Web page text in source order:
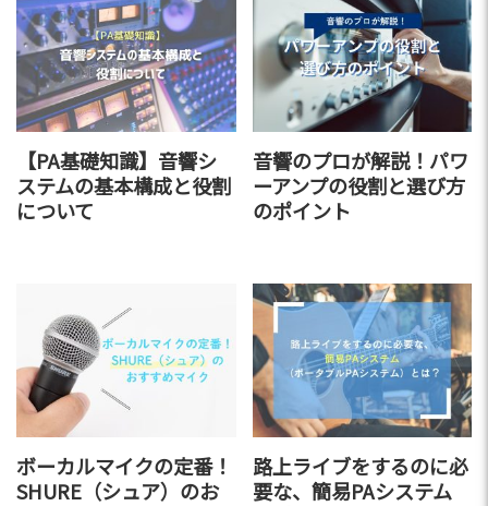
【PA基礎知識】音響シ
ステムの基本構成と役割
について
音響のプロが解説！パワ
ーアンプの役割と選び方
のポイント
ボーカルマイクの定番！
SHURE（シュア）のお
路上ライブをするのに必
要な、簡易PAシステム